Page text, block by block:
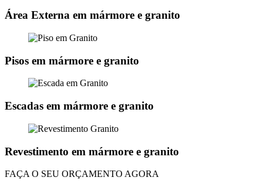
Área Externa em mármore e granito
Pisos em mármore e granito
Escadas em mármore e granito
Revestimento em mármore e granito
FAÇA O SEU ORÇAMENTO AGORA